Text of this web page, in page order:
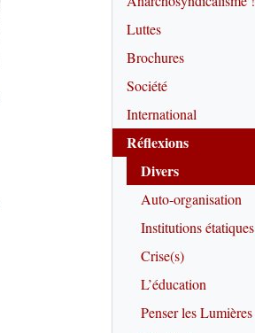
Luttes
Brochures
Société
International
Réflexions
Divers
Auto-organisation
Institutions étatiques
Crise(s)
L’éducation
Penser les Lumières